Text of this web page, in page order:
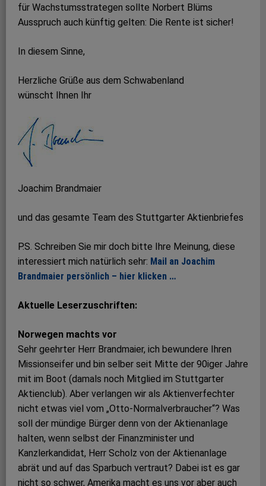
für Wachstumsstrategen sollte Norbert Blüms
Ausspruch auch künftig gelten: Die Rente ist sicher!
In diesem Sinne,
Herzliche Grüße aus dem Schwabenland
wünscht Ihnen Ihr
Joachim Brandmaier
und das gesamte Team des Stuttgarter Aktienbriefes
P.S. Schreiben Sie mir doch bitte Ihre Meinung, diese
interessiert mich natürlich sehr: Mail an Joachim
Brandmaier persönlich – hier klicken …
Aktuelle Leserzuschriften:
Norwegen machts vor
Sehr geehrter Herr Brandmaier, ich bewundere Ihren
Missionseifer und bin selber seit Mitte der 90iger Jahre
mit im Boot (damals noch Mitglied im Stuttgarter
Aktienclub). Aber verlangen wir als Aktienverfechter
nicht etwas viel vom „Otto-Normalverbraucher“? Was
soll der mündige Bürger denn von der Aktienanlage
halten, wenn selbst der Finanzminister und
Kanzlerkandidat, Herr Scholz von der Aktienanlage
abrät und auf das Sparbuch vertraut? Dabei ist es gar
nicht so schwer, Amerika macht es uns vor aber auch